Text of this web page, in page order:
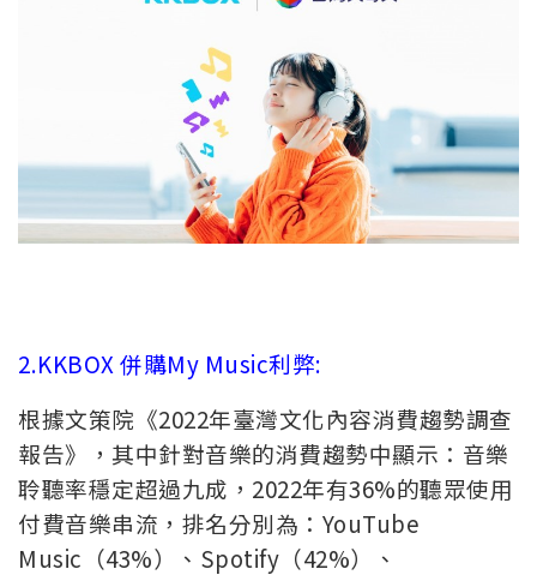
2.KKBOX 併購My Music利弊:
根據文策院《2022年臺灣文化內容消費趨勢調查
報告》，其中針對音樂的消費趨勢中顯示：音樂
聆聽率穩定超過九成，2022年有36%的聽眾使用
付費音樂串流，排名分別為：YouTube
Music（43%）、Spotify（42%）、